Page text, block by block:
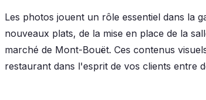
Les photos jouent un rôle essentiel dans la
nouveaux plats, de la mise en place de la
marché de Mont-Bouët. Ces contenus
restaurant dans l'esprit de vos clients entre